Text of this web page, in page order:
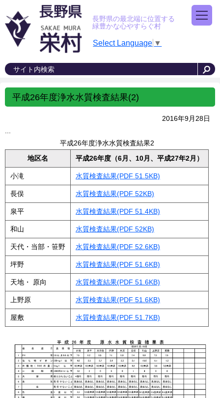
長野県の最北端に位置する
緑豊かな心やすらぐ村
Select Language ▼
平成26年度浄水水質検査結果(2)
2016年9月28日
平成26年度浄水水質検査結果2
地区名
平成26年度（6月、10月、平成27年2月）
小滝 水質検査結果(PDF 51.5KB)
長俣 水質検査結果(PDF 52KB)
泉平 水質検査結果(PDF 51.4KB)
和山 水質検査結果(PDF 52KB)
天代・当部・笹野 水質検査結果(PDF 52.6KB)
坪野 水質検査結果(PDF 51.6KB)
天地・ 原向 水質検査結果(PDF 51.6KB)
上野原 水質検査結果(PDF 51.6KB)
屋敷 水質検査結果(PDF 51.7KB)